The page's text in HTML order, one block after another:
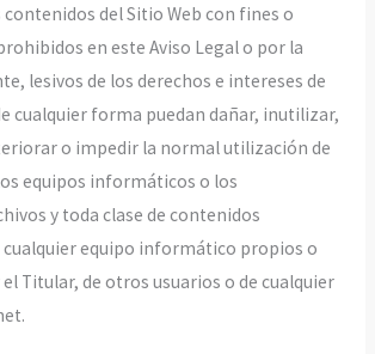
contenidos del Sitio Web con fines o
en este Aviso Legal o por la
lesivos de los derechos e intereses de
cualquier forma puedan dañar, inutilizar,
o impedir la normal utilización de
equipos informáticos o los
y toda clase de contenidos
cualquier equipo informático propios o
Titular, de otros usuarios o de cualquier